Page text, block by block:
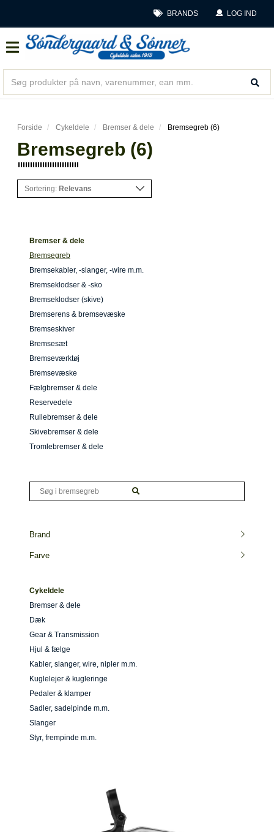
BRANDS LOG IND
Forside Cykeldele Bremser & dele Bremsegreb (6)
Bremsegreb (6)
Sortering: Relevans
Bremser & dele
Bremsegreb
Bremsekabler, -slanger, -wire m.m.
Bremseklodser & -sko
Bremseklodser (skive)
Bremserens & bremsevæske
Bremseskiver
Bremsesæt
Bremseværktøj
Bremsevæske
Fælgbremser & dele
Reservedele
Rullebremser & dele
Skivebremser & dele
Tromlebremser & dele
Brand
Farve
Cykeldele
Bremser & dele
Dæk
Gear & Transmission
Hjul & fælge
Kabler, slanger, wire, nipler m.m.
Kuglelejer & kugleringe
Pedaler & klamper
Sadler, sadelpinde m.m.
Slanger
Styr, frempinde m.m.